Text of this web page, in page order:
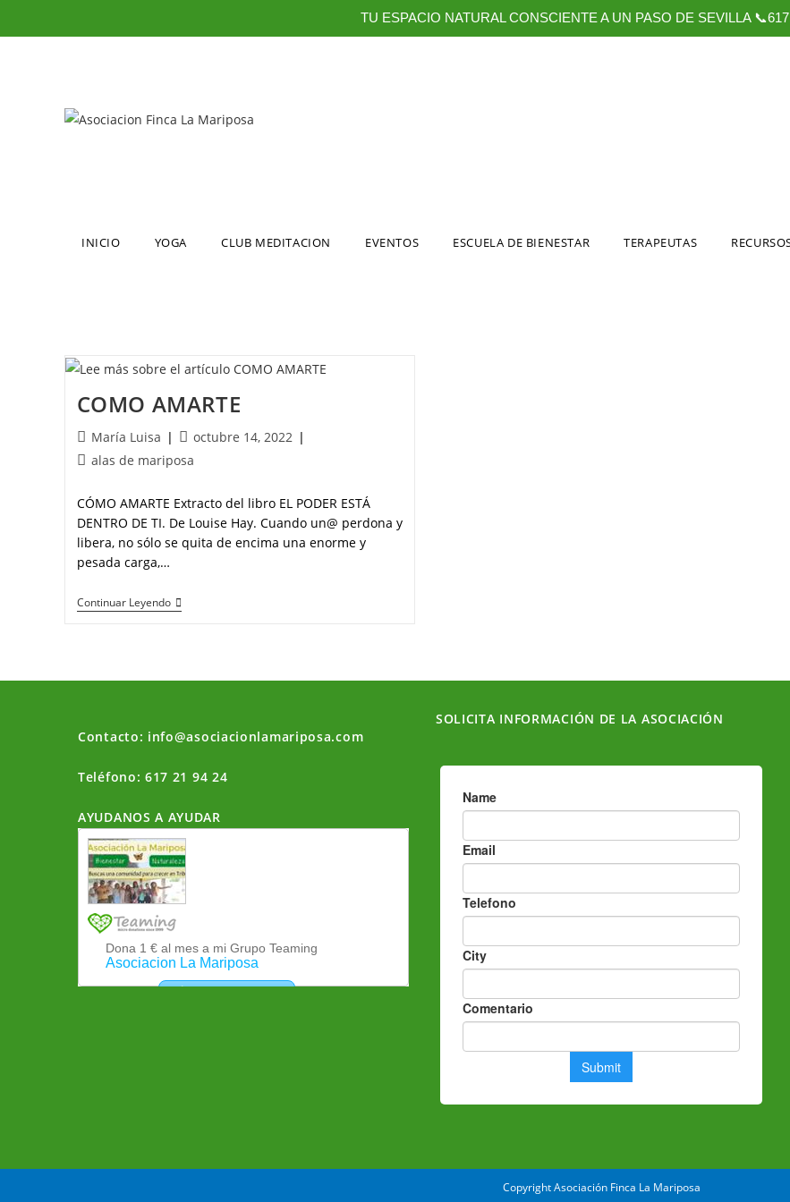
TU ESPACIO NATURAL CONSCIENTE A UN PASO DE SEVILLA
INICIO YOGA CLUB MEDITACION EVENTOS ESCUELA DE BIENESTAR TERAPEUTAS
COMO AMARTE
María Luisa
octubre 14, 2022
alas de mariposa
CÓMO AMARTE Extracto del libro EL PODER ESTÁ
DENTRO DE TI. De Louise Hay. Cuando un@ perdona y
libera, no sólo se quita de encima una enorme y
pesada carga,…
Continuar Leyendo
Contacto: info@asociacionlamariposa.com
Teléfono: 617 21 94 24
AYUDANOS A AYUDAR
SOLICITA INFORMACIÓN DE LA ASOCIACIÓN
Copyright Asociación Finca La Mariposa